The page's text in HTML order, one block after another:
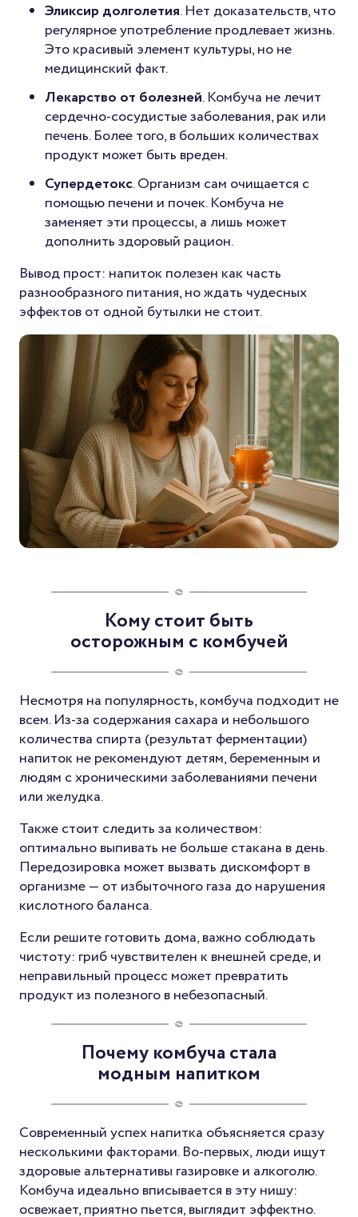
Эликсир долголетия. Нет доказательств, что
регулярное употребление продлевает жизнь.
Это красивый элемент культуры, но не
медицинский факт.
Лекарство от болезней. Комбуча не лечит
сердечно-сосудистые заболевания, рак или
печень. Более того, в больших количествах
продукт может быть вреден.
Супердетокс. Организм сам очищается с
помощью печени и почек. Комбуча не
заменяет эти процессы, а лишь может
дополнить здоровый рацион.
Вывод прост: напиток полезен как часть
разнообразного питания, но ждать чудесных
эффектов от одной бутылки не стоит.
Кому стоит быть
осторожным с комбучей
Несмотря на популярность, комбуча подходит не
всем. Из-за содержания сахара и небольшого
количества спирта (результат ферментации)
напиток не рекомендуют детям, беременным и
людям с хроническими заболеваниями печени
или желудка.
Также стоит следить за количеством:
оптимально выпивать не больше стакана в день.
Передозировка может вызвать дискомфорт в
организме — от избыточного газа до нарушения
кислотного баланса.
Если решите готовить дома, важно соблюдать
чистоту: гриб чувствителен к внешней среде, и
неправильный процесс может превратить
продукт из полезного в небезопасный.
Почему комбуча стала
модным напитком
Современный успех напитка объясняется сразу
несколькими факторами. Во-первых, люди ищут
здоровые альтернативы газировке и алкоголю.
Комбуча идеально вписывается в эту нишу:
освежает, приятно пьется, выглядит эффектно.